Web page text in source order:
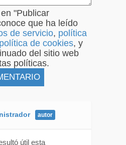
"Publicar
que ha leído
de servicio, política
política de cookies, y
del sitio web
políticas.
útil esta